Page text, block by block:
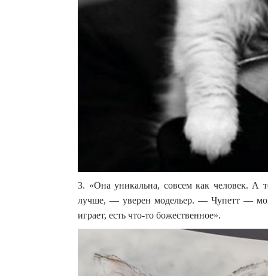
3. «Она уникальна, совсем как человек. А
лучше, — уверен модельер. — Чупетт —
играет, есть что-то божественное».